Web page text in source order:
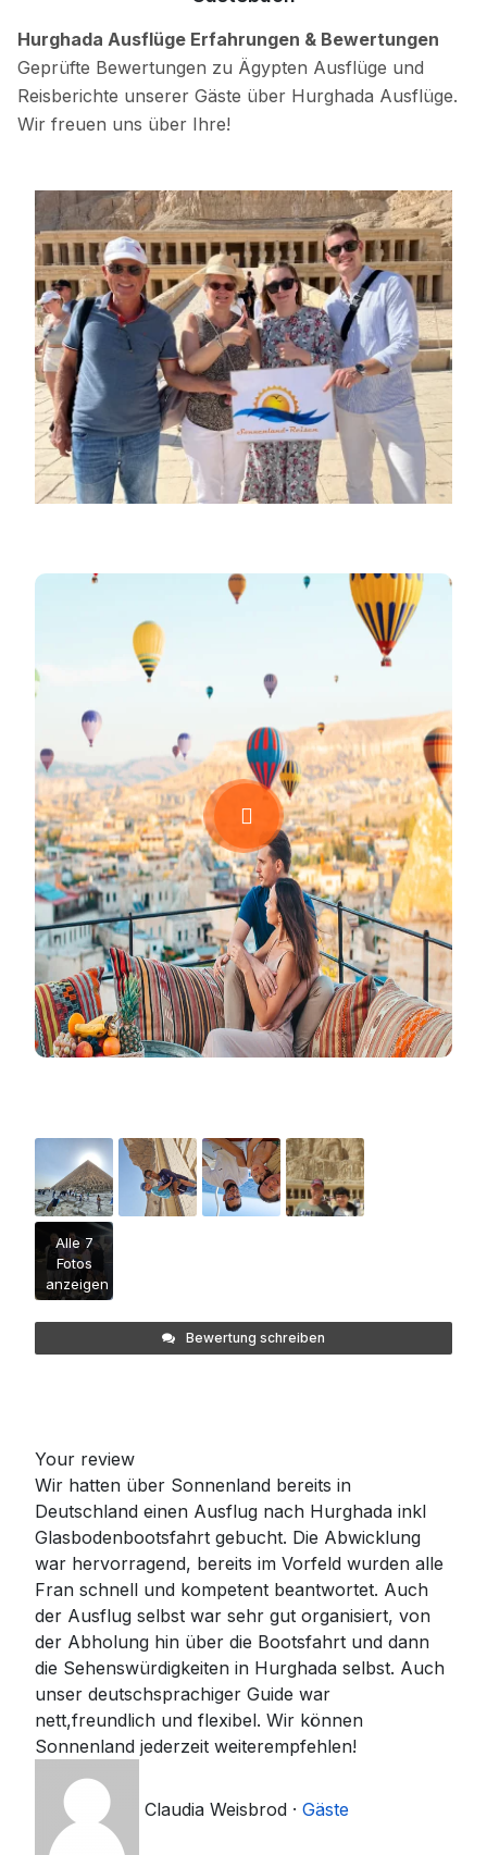
Hurghada Ausflüge Erfahrungen & Bewertungen
Geprüfte Bewertungen zu Ägypten Ausflüge und
Reisberichte unserer Gäste über Hurghada Ausflüge.
Wir freuen uns über Ihre!
Alle 7
Fotos
anzeigen
Bewertung schreiben
Your review
Wir hatten über Sonnenland bereits in
Deutschland einen Ausflug nach Hurghada inkl
Glasbodenbootsfahrt gebucht. Die Abwicklung
war hervorragend, bereits im Vorfeld wurden alle
Fran schnell und kompetent beantwortet. Auch
der Ausflug selbst war sehr gut organisiert, von
der Abholung hin über die Bootsfahrt und dann
die Sehenswürdigkeiten in Hurghada selbst. Auch
unser deutschsprachiger Guide war
nett,freundlich und flexibel. Wir können
Sonnenland jederzeit weiterempfehlen!
Claudia Weisbrod · Gäste